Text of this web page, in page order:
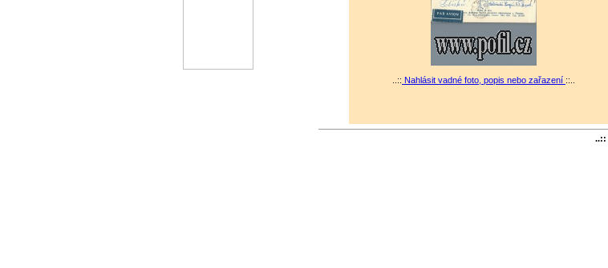
..:: Nahlásit vadné foto, popis nebo zařazení ::..
..::